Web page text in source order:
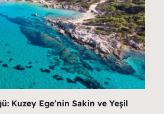
Kuzey Ege’nin Sakin ve Yeşil